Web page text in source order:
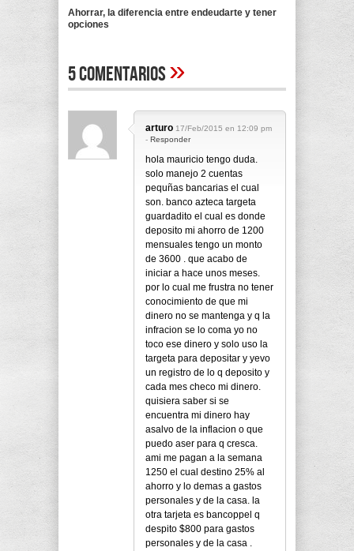
Ahorrar, la diferencia entre endeudarte y tener
opciones
5 Comentarios»
arturo 17/Feb/2015 en 12:09 pm
- Responder
hola mauricio tengo duda.
solo manejo 2 cuentas
pequñas bancarias el cual
son. banco azteca targeta
guardadito el cual es donde
deposito mi ahorro de 1200
mensuales tengo un monto
de 3600 . que acabo de
iniciar a hace unos meses.
por lo cual me frustra no tener
conocimiento de que mi
dinero no se mantenga y q la
infracion se lo coma yo no
toco ese dinero y solo uso la
targeta para depositar y yevo
un registro de lo q deposito y
cada mes checo mi dinero.
quisiera saber si se
encuentra mi dinero hay
asalvo de la inflacion o que
puedo aser para q cresca.
ami me pagan a la semana
1250 el cual destino 25% al
ahorro y lo demas a gastos
personales y de la casa. la
otra tarjeta es bancoppel q
despito $800 para gastos
personales y de la casa .